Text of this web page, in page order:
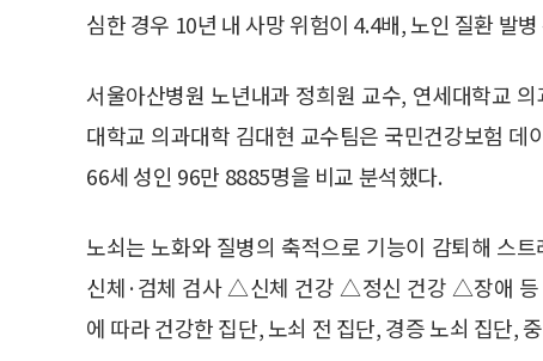
심한 경우 10년 내 사망 위험이 4.4배, 노인 질환 발
서울아산병원 노년내과 정희원 교수, 연세대학교
대학교 의과대학 김대현 교수팀은 국민건강보험
66세 성인 96만 8885명을 비교 분석했다.
노쇠는 노화와 질병의 축적으로 기능이 감퇴해 스
신체·검체 검사 △신체 건강 △정신 건강 △장애 등
에 따라 건강한 집단, 노쇠 전 집단, 경증 노쇠 집단,